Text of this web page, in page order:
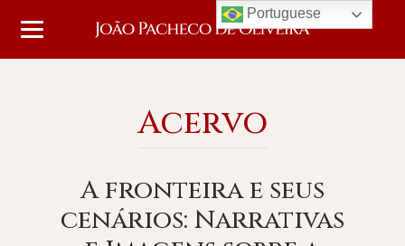
Acervo
A fronteira e seus
cenários: Narrativas
Portuguese